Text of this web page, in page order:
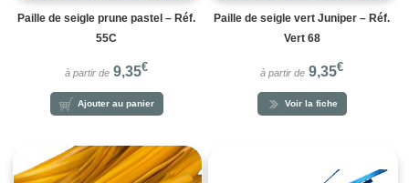
Paille de seigle prune pastel – Réf.
55C
à partir de 9,35€
Ajouter au panier
Paille de seigle vert Juniper – Réf.
Vert 68
à partir de 9,35€
Voir la fiche